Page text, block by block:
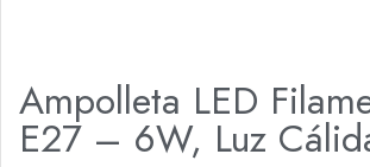
Ampolleta LED
E27 – 6W, Luz